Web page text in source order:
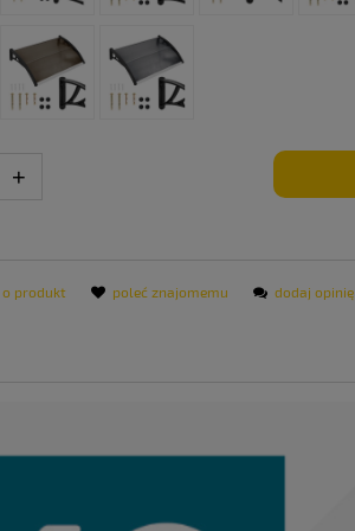
produkt poleć znajomemu dodaj opinię